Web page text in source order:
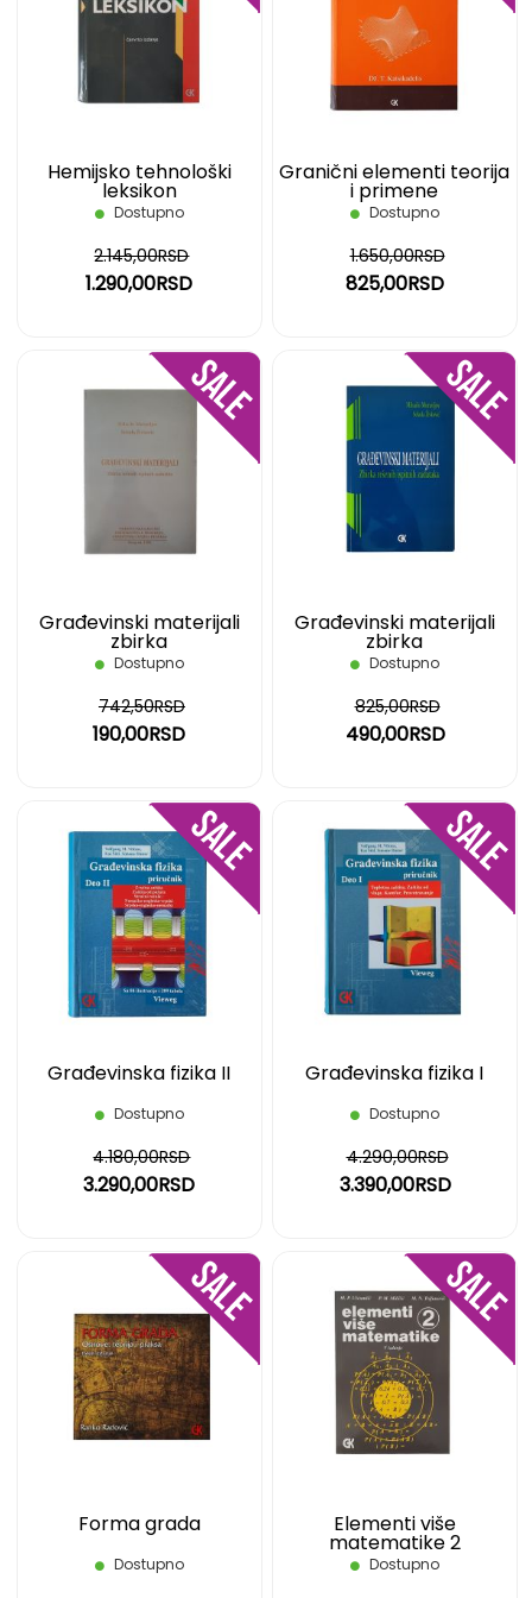
Hemijsko tehnološki
leksikon
Dostupno
1.290,00RSD
2.145,00RSD
Granični elementi teorija
i primene
Dostupno
825,00RSD
1.650,00RSD
Građevinski materijali
zbirka
Dostupno
190,00RSD
742,50RSD
DODAJ
NA
Građevinski materijali
zbirka
Dostupno
490,00RSD
825,00RSD
NA
Građevinska fizika II
Dostupno
3.290,00RSD
4.180,00RSD
DODAJ
NA
Građevinska fizika I
Dostupno
3.390,00RSD
4.290,00RSD
NA
Forma grada
Dostupno
DODAJ
NA
Elementi više
matematike 2
Dostupno
NA